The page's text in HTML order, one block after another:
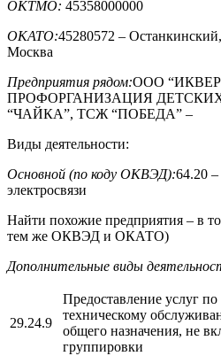
ОКТМО: 45358000000
ОКАТО:45280572 –
Москва
Предприятия рядом:ООО
ПРОФОРГАНИЗАЦИЯ
“ЧАЙКА”, ТСЖ “ПОБЕДА” –
Виды деятельности:
Основной (по коду ОКВЭД):64.20 –
электросвязи
Найти похожие предприятия – в
тем же ОКВЭД и ОКАТО)
Дополнительные виды
29.24.9
Предоставление услуг
техническому
общего назначения, не
группировки